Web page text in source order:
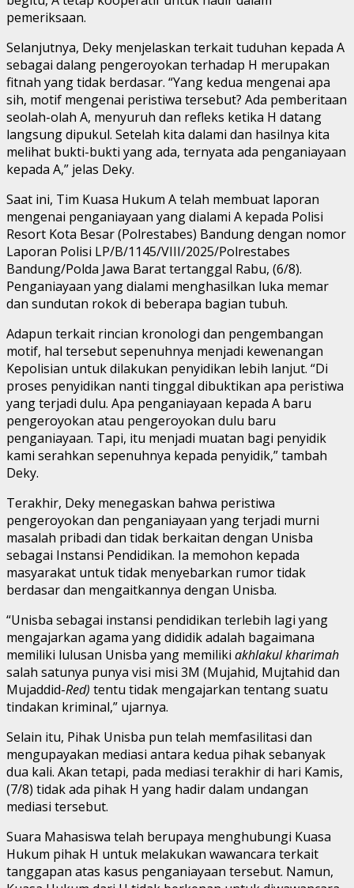
pemeriksaan.
Selanjutnya, Deky menjelaskan terkait tuduhan kepada A
sebagai dalang pengeroyokan terhadap H merupakan
fitnah yang tidak berdasar. “Yang kedua mengenai apa
sih, motif mengenai peristiwa tersebut? Ada pemberitaan
seolah-olah A, menyuruh dan refleks ketika H datang
langsung dipukul. Setelah kita dalami dan hasilnya kita
melihat bukti-bukti yang ada, ternyata ada penganiayaan
kepada A,” jelas Deky.
Saat ini, Tim Kuasa Hukum A telah membuat laporan
mengenai penganiayaan yang dialami A kepada Polisi
Resort Kota Besar (Polrestabes) Bandung dengan nomor
Laporan Polisi LP/B/1145/VIII/2025/Polrestabes
Bandung/Polda Jawa Barat tertanggal Rabu, (6/8).
Penganiayaan yang dialami menghasilkan luka memar
dan sundutan rokok di beberapa bagian tubuh.
Adapun terkait rincian kronologi dan pengembangan
motif, hal tersebut sepenuhnya menjadi kewenangan
Kepolisian untuk dilakukan penyidikan lebih lanjut. “Di
proses penyidikan nanti tinggal dibuktikan apa peristiwa
yang terjadi dulu. Apa penganiayaan kepada A baru
pengeroyokan atau pengeroyokan dulu baru
penganiayaan. Tapi, itu menjadi muatan bagi penyidik
kami serahkan sepenuhnya kepada penyidik,” tambah
Deky.
Terakhir, Deky menegaskan bahwa peristiwa
pengeroyokan dan penganiayaan yang terjadi murni
masalah pribadi dan tidak berkaitan dengan Unisba
sebagai Instansi Pendidikan. Ia memohon kepada
masyarakat untuk tidak menyebarkan rumor tidak
berdasar dan mengaitkannya dengan Unisba.
“Unisba sebagai instansi pendidikan terlebih lagi yang
mengajarkan agama yang dididik adalah bagaimana
memiliki lulusan Unisba yang memiliki akhlakul kharimah
salah satunya punya visi misi 3M (Mujahid, Mujtahid dan
Mujaddid-Red) tentu tidak mengajarkan tentang suatu
tindakan kriminal,” ujarnya.
Selain itu, Pihak Unisba pun telah memfasilitasi dan
mengupayakan mediasi antara kedua pihak sebanyak
dua kali. Akan tetapi, pada mediasi terakhir di hari Kamis,
(7/8) tidak ada pihak H yang hadir dalam undangan
mediasi tersebut.
Suara Mahasiswa telah berupaya menghubungi Kuasa
Hukum pihak H untuk melakukan wawancara terkait
tanggapan atas kasus penganiayaan tersebut. Namun,